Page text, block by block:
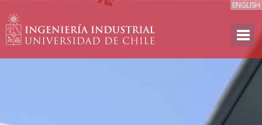
ENGLISH